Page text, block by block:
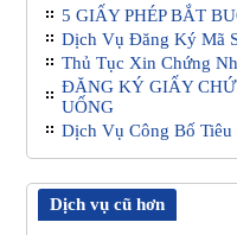
5 GIẤY PHÉP BẮT
Dịch Vụ Đăng Ký Mã
Thủ Tục Xin Chứng
ĐĂNG KÝ GIẤY
UỐNG
Dịch Vụ Công Bố Tiêu
Dịch vụ cũ hơn